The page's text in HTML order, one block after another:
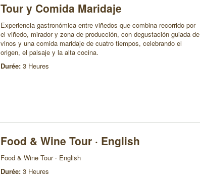
Tour y Comida Maridaje
Experiencia gastronómica entre viñedos que combina recorrido por
el viñedo, mirador y zona de producción, con degustación guiada de
vinos y una comida maridaje de cuatro tiempos, celebrando el
origen, el paisaje y la alta cocina.
Durée: 3 Heures
Food & Wine Tour · English
Food & Wine Tour · English
Durée: 3 Heures